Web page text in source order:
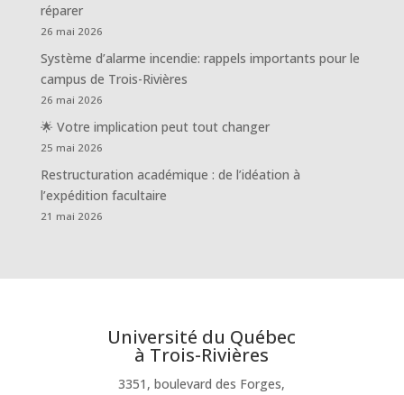
réparer
26 mai 2026
Système d’alarme incendie: rappels importants pour le
campus de Trois-Rivières
26 mai 2026
🌟 Votre implication peut tout changer
25 mai 2026
Restructuration académique : de l’idéation à
l’expédition facultaire
21 mai 2026
Université du Québec
à Trois-Rivières
3351, boulevard des Forges,